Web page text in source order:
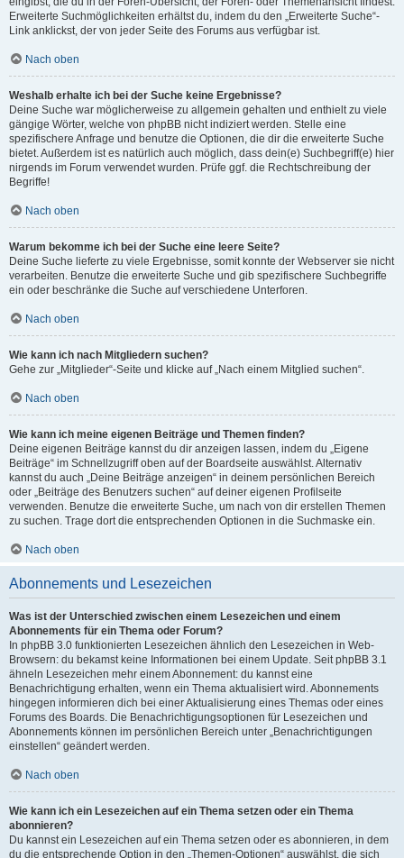
Erweiterte Suchmöglichkeiten erhältst du, indem du den „Erweiterte Suche“-
Link anklickst, der von jeder Seite des Forums aus verfügbar ist.
Nach oben
Weshalb erhalte ich bei der Suche keine Ergebnisse?
Deine Suche war möglicherweise zu allgemein gehalten und enthielt zu viele
gängige Wörter, welche von phpBB nicht indiziert werden. Stelle eine
spezifischere Anfrage und benutze die Optionen, die dir die erweiterte Suche
bietet. Außerdem ist es natürlich auch möglich, dass dein(e) Suchbegriff(e) hier
nirgends im Forum verwendet wurden. Prüfe ggf. die Rechtschreibung der
Begriffe!
Nach oben
Warum bekomme ich bei der Suche eine leere Seite?
Deine Suche lieferte zu viele Ergebnisse, somit konnte der Webserver sie nicht
verarbeiten. Benutze die erweiterte Suche und gib spezifischere Suchbegriffe
ein oder beschränke die Suche auf verschiedene Unterforen.
Nach oben
Wie kann ich nach Mitgliedern suchen?
Gehe zur „Mitglieder“-Seite und klicke auf „Nach einem Mitglied suchen“.
Nach oben
Wie kann ich meine eigenen Beiträge und Themen finden?
Deine eigenen Beiträge kannst du dir anzeigen lassen, indem du „Eigene
Beiträge“ im Schnellzugriff oben auf der Boardseite auswählst. Alternativ
kannst du auch „Deine Beiträge anzeigen“ in deinem persönlichen Bereich
oder „Beiträge des Benutzers suchen“ auf deiner eigenen Profilseite
verwenden. Benutze die erweiterte Suche, um nach von dir erstellen Themen
zu suchen. Trage dort die entsprechenden Optionen in die Suchmaske ein.
Nach oben
Abonnements und Lesezeichen
Was ist der Unterschied zwischen einem Lesezeichen und einem
Abonnements für ein Thema oder Forum?
In phpBB 3.0 funktionierten Lesezeichen ähnlich den Lesezeichen in Web-
Browsern: du bekamst keine Informationen bei einem Update. Seit phpBB 3.1
ähneln Lesezeichen mehr einem Abonnement: du kannst eine
Benachrichtigung erhalten, wenn ein Thema aktualisiert wird. Abonnements
hingegen informieren dich bei einer Aktualisierung eines Themas oder eines
Forums des Boards. Die Benachrichtigungsoptionen für Lesezeichen und
Abonnements können im persönlichen Bereich unter „Benachrichtigungen
einstellen“ geändert werden.
Nach oben
Wie kann ich ein Lesezeichen auf ein Thema setzen oder ein Thema
abonnieren?
Du kannst ein Lesezeichen auf ein Thema setzen oder es abonnieren, in dem
du die entsprechende Option in den „Themen-Optionen“ auswählst, die sich